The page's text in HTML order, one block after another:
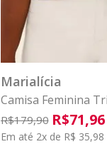
Marialícia
Camisa Feminina
Mangas Marialícia
R$179,90 R$71,96
Em até 2x de R$ 35,98